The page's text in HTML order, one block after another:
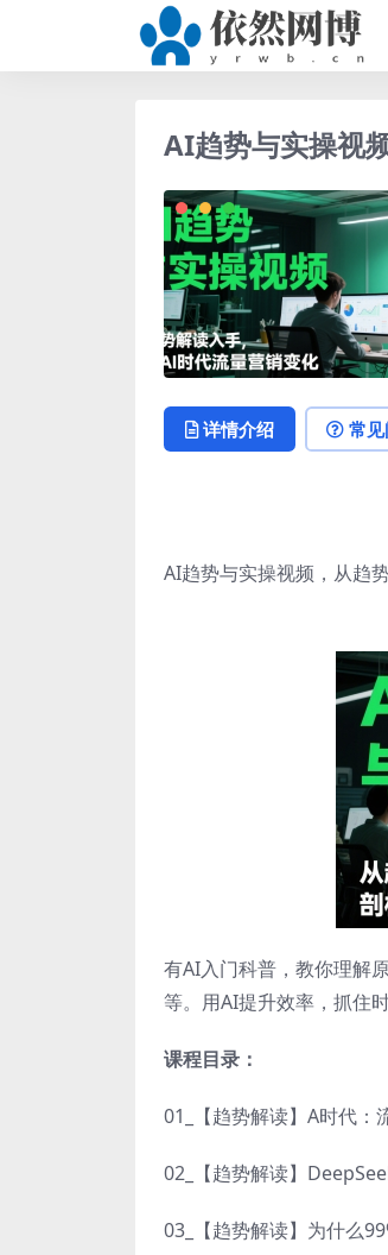
AI趋势与实操视
详情介绍 常
AI趋势与实操视频，从趋
有AI入门科普，教你理解
等。用AI提升效率，抓住
课程目录：
01_【趋势解读】A时代：
02_【趋势解读】
03_【趋势解读】为什么